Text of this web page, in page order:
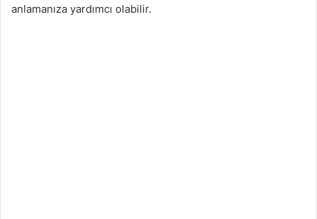
anlamanıza yardımcı olabilir.